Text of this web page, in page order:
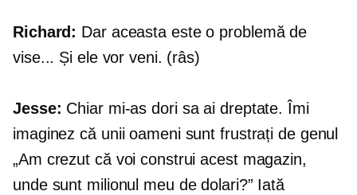
Richard: Dar aceasta este o problemă de
vise... Și ele vor veni. (râs)
Jesse: Chiar mi-as dori sa ai dreptate. Îmi
imaginez că unii oameni sunt frustrați de genul
„Am crezut că voi construi acest magazin,
unde sunt milionul meu de dolari?” Iată